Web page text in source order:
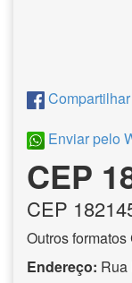
Enviar pelo
CEP
CEP
Outros
Endereço: Rua